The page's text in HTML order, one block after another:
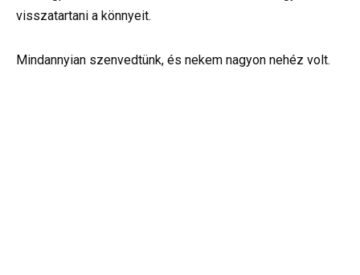
visszatartani a könnyeit.
Mindannyian szenvedtünk, és nekem nagyon nehéz volt.